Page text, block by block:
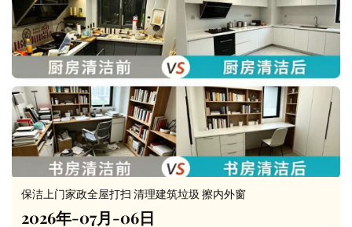
保洁上门家政全屋打扫 清理建筑垃圾 擦内外窗
2026年-07月-06日